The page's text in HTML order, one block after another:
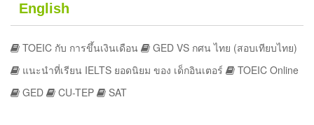
English
TOEIC กับ การขึ้นเงินเดือน
GED VS กศน ไทย (สอบเทียบไทย)
แนะนำที่เรียน IELTS ยอดนิยม ของ เด็กอินเตอร์
TOEIC Online
GED
CU-TEP SAT